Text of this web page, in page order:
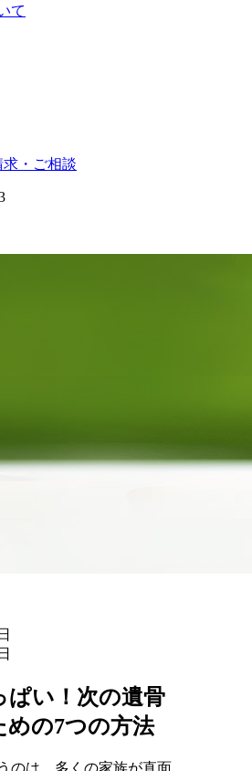
て
求・ご相談
ぱい！次の遺骨
めの7つの方法
のは、多くの家族が直面